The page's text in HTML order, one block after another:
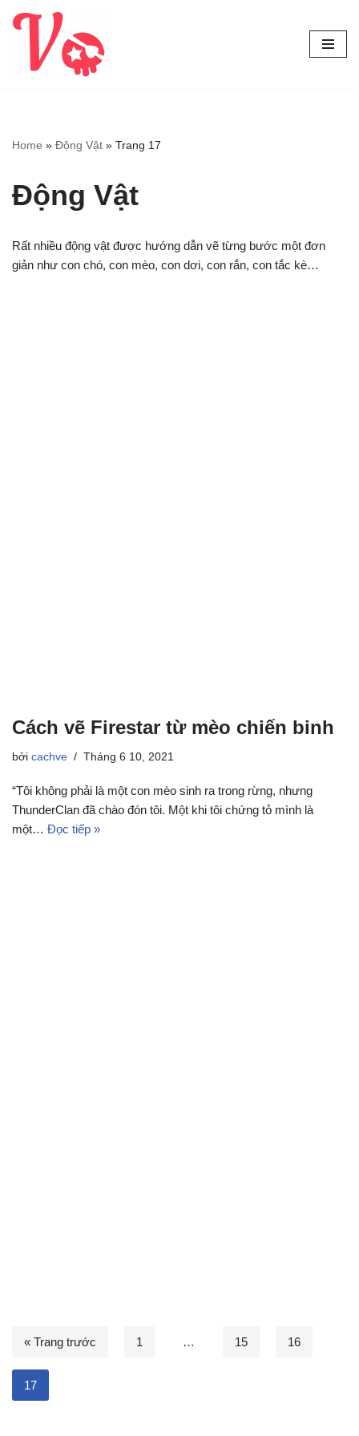
Chuyển
Home » Động Vật » Trang 17
Động Vật
Rất nhiều động vật được hướng dẫn vẽ từng bước một đơn
giản như con chó, con mèo, con dơi, con rắn, con tắc kè…
Cách vẽ Firestar từ mèo chiến binh
bởi cachve Tháng 6 10, 2021
“Tôi không phải là một con mèo sinh ra trong rừng, nhưng
ThunderClan đã chào đón tôi. Một khi tôi chứng tỏ mình là
một… Đọc tiếp »
« Trang trước 1 … 15 16
17